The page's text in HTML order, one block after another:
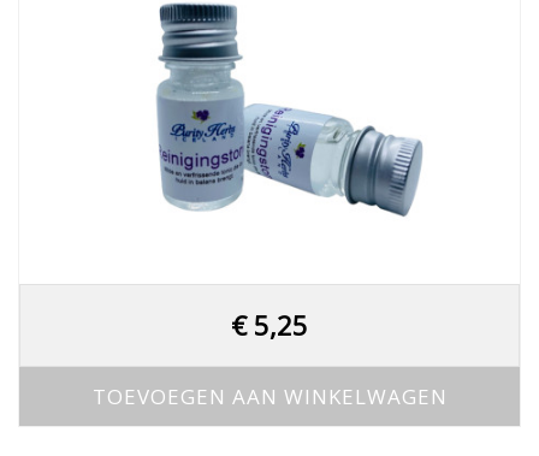
€5,25
TOEVOEGEN AAN WINKELWAGEN